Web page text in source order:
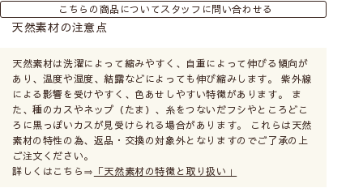
こちらの商品についてスタッフに問い合わせる
天然素材の注意点
天然素材は洗濯によって縮みやすく、自重によって伸びる傾向が
あり、温度や湿度、結露などによっても伸び縮みします。 紫外線
による影響を受けやすく、色あせしやすい特徴があります。 ま
た、種のカスやネップ（たま）、糸をつないだフシやところどこ
ろに黒っぽいカスが見受けられる場合があります。 これらは天然
素材の特性の為、返品・交換の対象外となりますのでご了承の上
ご注文ください。
詳しくはこちら⇒ 「天然素材の特徴と取り扱い」